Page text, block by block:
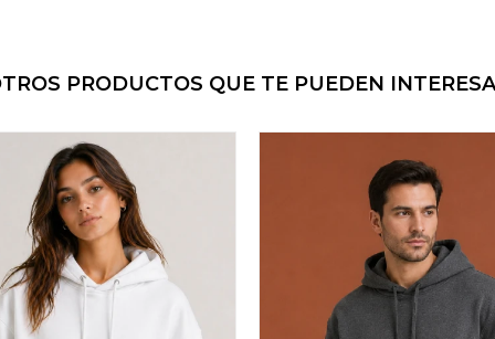
PRODUCTOS QUE TE PUEDEN